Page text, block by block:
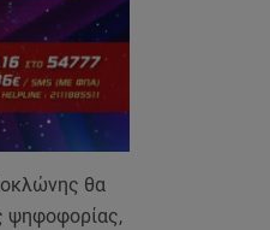
θα
ψηφοφορίας,